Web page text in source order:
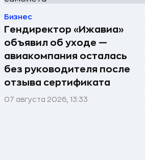
Бизнес
Гендиректор «Ижавиа»
объявил об уходе —
авиакомпания осталась
без руководителя после
отзыва сертификата
07 августа 2026, 13:33